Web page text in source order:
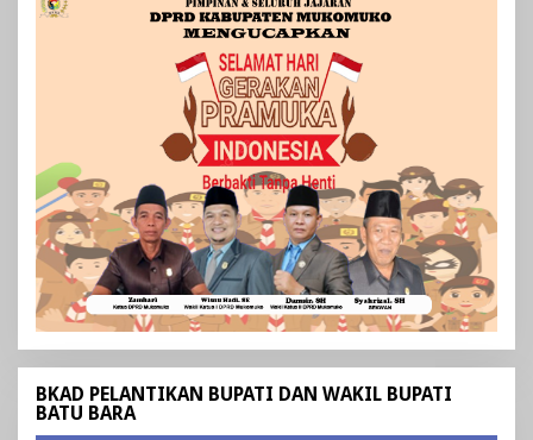
BKAD PELANTIKAN BUPATI DAN WAKIL BUPATI
BATU BARA